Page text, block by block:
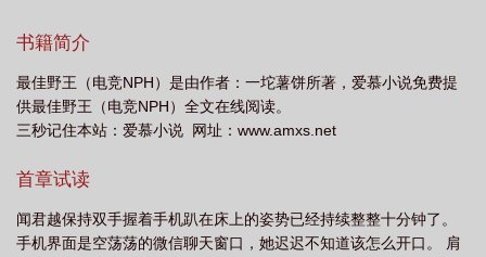
(电竞nph)(一坨薯饼)
薯饼番外 最佳野王(电竞NPH)-一坨薯饼 最佳野王(电竞nph)一坨薯饼2024年1
月16 最佳野王(电竞nph)(一坨薯饼)200 最佳野王(电竞NPH)作者一坨薯
佳野王(电竞NPH)(一坨薯饼)-最佳野王
NPH)一坨薯饼 最佳野王(电竞nph)一坨薯饼 最佳野王(电竞NPH)(一坨薯
饼) 最佳野王(电竞NPH)801 最佳野王(电竞NPH)后部分2023年9月26号 最
书籍简介
最佳野王（电竞NPH）是由作者：一坨薯饼所著，爱慕小说免费提
供最佳野王（电竞NPH）全文在线阅读。
三秒记住本站：爱慕小说 网址：www.amxs.net
首章试读
闻君越保持双手握着手机趴在床上的姿势已经持续整整十分钟了。
手机界面是空荡荡的微信聊天窗口，她迟迟不知道该怎么开口。 肩